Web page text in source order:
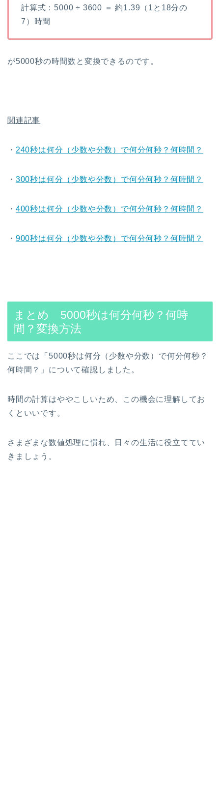
計算式：5000 ÷ 3600 ＝ 約1.39（1と18分の
7）時間
が5000秒の時間数と変換できるのです。
関連記事
・ 240秒は何分（少数や分数）で何分何秒？何時間？
・ 300秒は何分（少数や分数）で何分何秒？何時間？
・ 400秒は何分（少数や分数）で何分何秒？何時間？
・ 900秒は何分（少数や分数）で何分何秒？何時間？
まとめ 5000秒は何分何秒？何時
間？変換方法
ここでは「5000秒は何分（少数や分数）で何分何秒？
何時間？」について確認しました。
時間の計算はややこしいため、この機会に理解してお
くといいです。
さまざまな数値処理に慣れ、日々の生活に役立ててい
きましょう。